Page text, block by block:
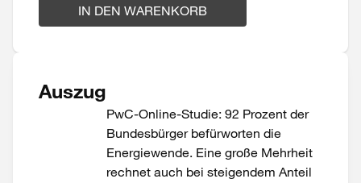
IN DEN WARENKORB
Auszug
PwC-Online-Studie: 92 Prozent der
Bundesbürger befürworten die
Energiewende. Eine große Mehrheit
rechnet auch bei steigendem Anteil